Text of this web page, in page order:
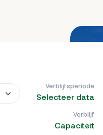
Verblijfsperiode
Selecteer data
Verblijf
Capaciteit